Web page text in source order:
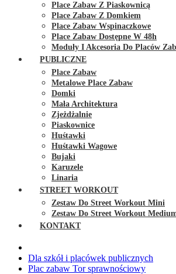
Place Zabaw Z Piaskownicą
Place Zabaw Z Domkiem
Place Zabaw Wspinaczkowe
Place Zabaw Dostępne W 48h
Moduły I Akcesoria Do Placów
PUBLICZNE
Place Zabaw
Metalowe Place Zabaw
Domki
Mała Architektura
Zjeżdżalnie
Piaskownice
Huśtawki
Huśtawki Wagowe
Bujaki
Karuzele
Linaria
STREET WORKOUT
Zestaw Do Street Workout Mini
Zestaw Do Street Workout
KONTAKT
Dla szkół i placówek publicznych
Plac zabaw Tor sprawnościowy